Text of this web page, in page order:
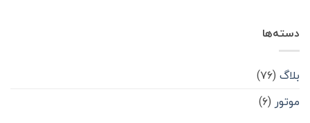
دسته‌ها
بلاگ (۷۶)
موتور (۶)